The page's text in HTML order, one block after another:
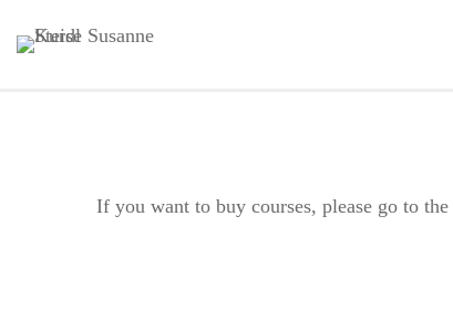
If you want to buy courses, please go to the